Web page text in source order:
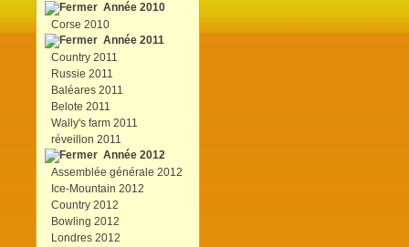
Année 2010
Corse 2010
Année 2011
Country 2011
Russie 2011
Baléares 2011
Belote 2011
Wally's farm 2011
réveillon 2011
Année 2012
Assemblée générale 2012
Ice-Mountain 2012
Country 2012
Bowling 2012
Londres 2012